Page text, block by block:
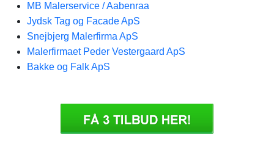
MB Malerservice / Aabenraa
Jydsk Tag og Facade ApS
Snejbjerg Malerfirma ApS
Malerfirmaet Peder Vestergaard ApS
Bakke og Falk ApS